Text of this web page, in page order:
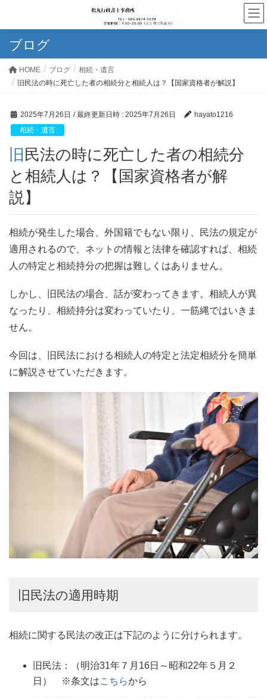
ブログ
HOME ブログ
相続・遺言
旧民法の時に死亡した者の相続分と相続人は？【国家資格者が解説】
2025年7月26日 / 最終更新日時 : 2025年7月26日
hayato1216
相続・遺言
旧民法の時に死亡した者の相続分
と相続人は？【国家資格者が解
説】
相続が発生した場合、外国籍でもない限り、民法の規定が
適用されるので、ネットの情報と法律を確認すれば、相続
人の特定と相続持分の把握は難しくはありません。
しかし、旧民法の場合、話が変わってきます。相続人が異
なったり、相続持分は変わっていたり、一筋縄ではいきま
せん。
今回は、旧民法における相続人の特定と法定相続分を簡単
に解説させていただきます。
旧民法の適用時期
相続に関する民法の改正は下記のように分けられます。
旧民法：（明治31年７月16日～昭和22年５月２
日） ※条文はこちらから